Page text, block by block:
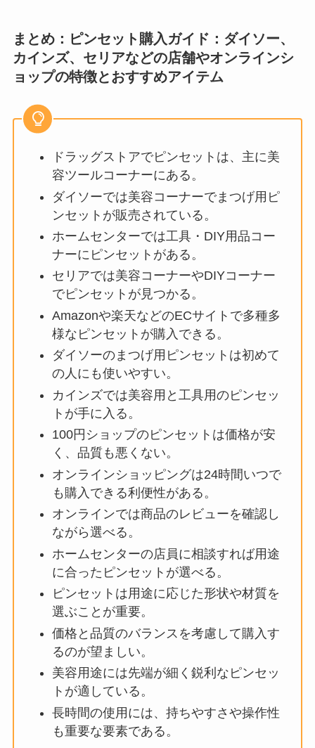
まとめ：ピンセット購入ガイド：ダイソー、
カインズ、セリアなどの店舗やオンラインシ
ョップの特徴とおすすめアイテム
ドラッグストアでピンセットは、主に美
容ツールコーナーにある。
ダイソーでは美容コーナーでまつげ用ピ
ンセットが販売されている。
ホームセンターでは工具・DIY用品コー
ナーにピンセットがある。
セリアでは美容コーナーやDIYコーナー
でピンセットが見つかる。
Amazonや楽天などのECサイトで多種多
様なピンセットが購入できる。
ダイソーのまつげ用ピンセットは初めて
の人にも使いやすい。
カインズでは美容用と工具用のピンセッ
トが手に入る。
100円ショップのピンセットは価格が安
く、品質も悪くない。
オンラインショッピングは24時間いつで
も購入できる利便性がある。
オンラインでは商品のレビューを確認し
ながら選べる。
ホームセンターの店員に相談すれば用途
に合ったピンセットが選べる。
ピンセットは用途に応じた形状や材質を
選ぶことが重要。
価格と品質のバランスを考慮して購入す
るのが望ましい。
美容用途には先端が細く鋭利なピンセッ
トが適している。
長時間の使用には、持ちやすさや操作性
も重要な要素である。